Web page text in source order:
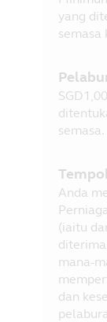
yang
semasa
semasa.
Anda
(iaitu
mana-
dan